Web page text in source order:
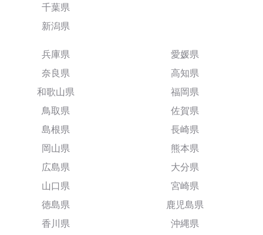
千葉県
新潟県
兵庫県
奈良県
和歌山県
鳥取県
島根県
岡山県
広島県
山口県
徳島県
香川県
愛媛県
高知県
福岡県
佐賀県
長崎県
熊本県
大分県
宮崎県
鹿児島県
沖縄県